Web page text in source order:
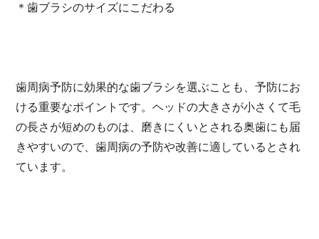
＊歯ブラシのサイズにこだわる
歯周病予防に効果的な歯ブラシを選ぶことも、予防にお
ける重要なポイントです。ヘッドの大きさが小さくて毛
の長さが短めのものは、磨きにくいとされる奥歯にも届
きやすいので、歯周病の予防や改善に適しているとされ
ています。